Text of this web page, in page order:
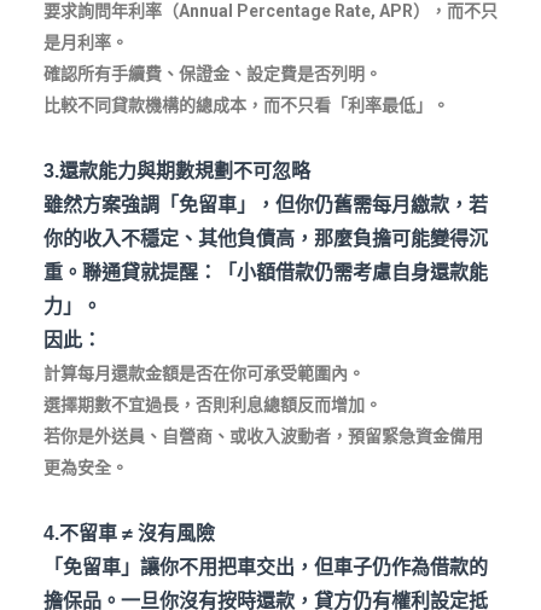
要求詢問年利率（Annual Percentage Rate, APR），而不只
是月利率。
確認所有手續費、保證金、設定費是否列明。
比較不同貸款機構的總成本，而不只看「利率最低」。
3.還款能力與期數規劃不可忽略
雖然方案強調「免留車」，但你仍舊需每月繳款，若
你的收入不穩定、其他負債高，那麼負擔可能變得沉
重。聯通貸就提醒：「小額借款仍需考慮自身還款能
力」。
因此：
計算每月還款金額是否在你可承受範圍內。
選擇期數不宜過長，否則利息總額反而增加。
若你是外送員、自營商、或收入波動者，預留緊急資金備用
更為安全。
4.不留車 ≠ 沒有風險
「免留車」讓你不用把車交出，但車子仍作為借款的
擔保品。一旦你沒有按時還款，貸方仍有權利設定抵